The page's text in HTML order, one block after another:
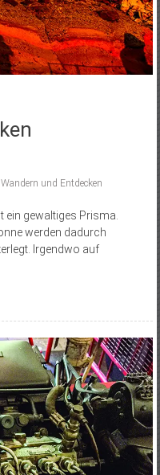
Wandern und Entdecken
ein gewaltiges Prisma.
werden dadurch
Irgendwo auf